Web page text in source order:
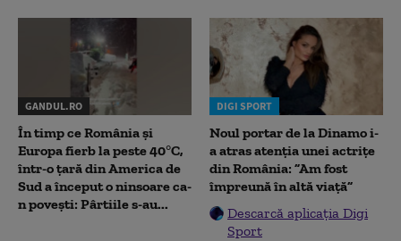
GANDUL.RO
În timp ce România și
Europa fierb la peste 40°C,
într-o țară din America de
Sud a început o ninsoare ca-
n povești: Pârtiile s-au...
DIGI SPORT
Noul portar de la Dinamo i-
a atras atenția unei actrițe
din România: ”Am fost
împreună în altă viață”
Descarcă aplicația Digi
Sport